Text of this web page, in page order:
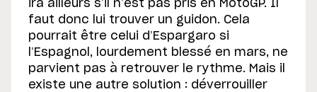
ira ailleurs s’il n’est pas pris en MotoGP. Il
faut donc lui trouver un guidon. Cela
pourrait être celui d’Espargaro si
l’Espagnol, lourdement blessé en mars, ne
parvient pas à retrouver le rythme. Mais il
existe une autre solution : déverrouiller